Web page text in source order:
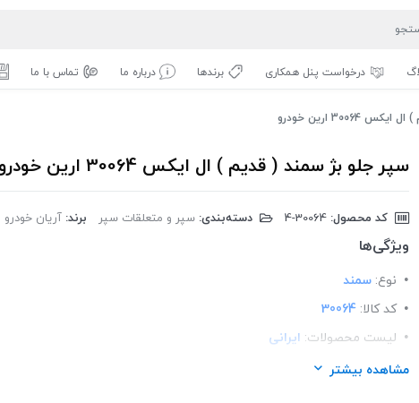
درخواست پنل همکاری برندها درباره ما تماس با ما
ارین خودرو
سپر جلو بژ سمند ( قدیم ) ال ایکس 30064 ارین خودرو
کد محصول: دسته‌بندی: سپر و متعلقات سپر برند: آریان خودرو
ویژگی‌ها
نوع: سمند
کد کالا: 30064
لیست محصولات: ایرانی
برند:آریان خودرو
مشاهده بیشتر